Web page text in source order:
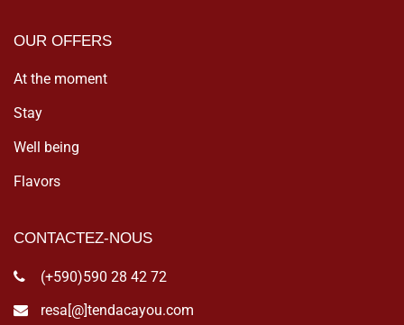
OUR OFFERS
At the moment
Stay
Well being
Flavors
CONTACTEZ-NOUS
(+590)590 28 42 72
resa[@]tendacayou.com